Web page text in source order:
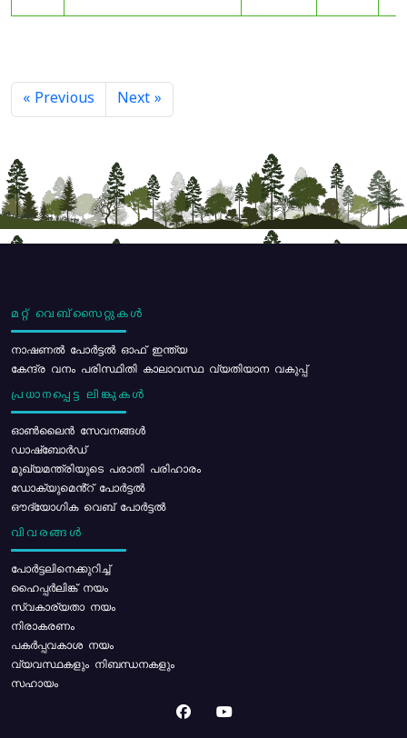
« Previous Next »
മറ്റ് വെബ്സൈറ്റുകൾ
നാഷണൽ പോർട്ടൽ ഓഫ് ഇന്ത്യ
കേന്ദ്ര വനം പരിസ്ഥിതി കാലാവസ്ഥ വ്യതിയാന വകുപ്പ്
പ്രധാനപ്പെട്ട ലിങ്കുകൾ
ഓൺലൈൻ സേവനങ്ങൾ
ഡാഷ്ബോർഡ്
മുഖ്യമന്ത്രിയുടെ പരാതി പരിഹാരം
ഡോക്യുമെൻ്റ് പോർട്ടൽ
ഔദ്യോഗിക വെബ് പോർട്ടൽ
വിവരങ്ങൾ
പോര്‍ട്ടലിനെക്കുറിച്ച്
ഹൈപ്പർലിങ്ക് നയം
സ്വകാര്യതാ നയം
നിരാകരണം
പകർപ്പവകാശ നയം
വ്യവസ്ഥകളും നിബന്ധനകളും
സഹായം